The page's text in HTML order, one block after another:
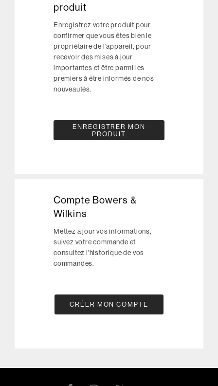
produit
Enregistrez votre produit pour
confirmer que vous êtes bien le
propriétaire de l'appareil, pour
recevoir des mises à jour
importantes et être parmi les
premiers à être informés de nos
nouveautés.
ENREGISTRER MON
PRODUIT
Compte Bowers &
Wilkins
Mettez à jour vos informations,
suivez votre commande et
consultez l'historique de vos
commandes.
CRÉER MON COMPTE